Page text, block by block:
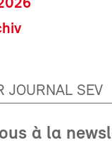
JOURNAL SEV
à la